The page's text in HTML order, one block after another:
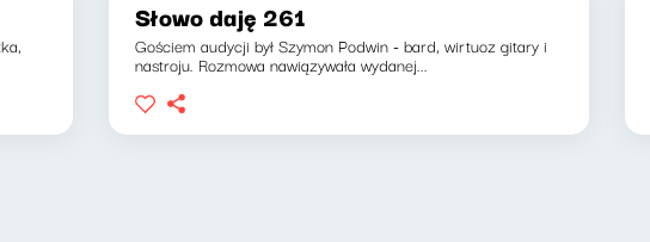
Słowo daję 261
Gościem audycji był Szymon Podwin - bard, wirtuoz gitary i
nastroju. Rozmowa nawiązywała wydanej...